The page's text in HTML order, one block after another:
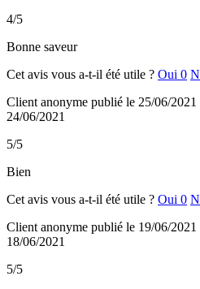
4/5
Bonne saveur
Cet avis vous a-t-il été utile ? Oui 0
Client anonyme publié le 25/06/2021
24/06/2021
5/5
Bien
Cet avis vous a-t-il été utile ? Oui 0
Client anonyme publié le 19/06/2021
18/06/2021
5/5